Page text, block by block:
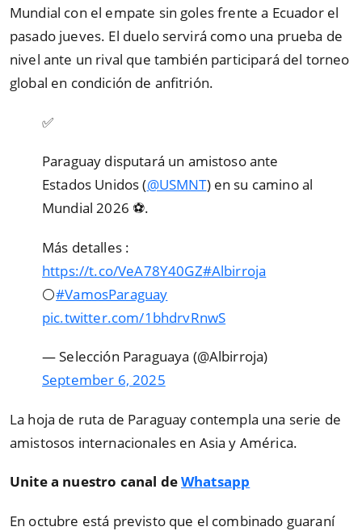
Mundial con el empate sin goles frente a Ecuador el
pasado jueves. El duelo servirá como una prueba de
nivel ante un rival que también participará del torneo
global en condición de anfitrión.
✅
Paraguay disputará un amistoso ante
Estados Unidos (@USMNT) en su camino al
Mundial 2026 ⚽️.
Más detalles ️:
https://t.co/VeA78Y40GZ#Albirroja
⚪️#VamosParaguay
pic.twitter.com/1bhdrvRnwS
— Selección Paraguaya (@Albirroja)
September 6, 2025
La hoja de ruta de Paraguay contempla una serie de
amistosos internacionales en Asia y América.
Unite a nuestro canal deWhatsapp
En octubre está previsto que el combinado guaraní